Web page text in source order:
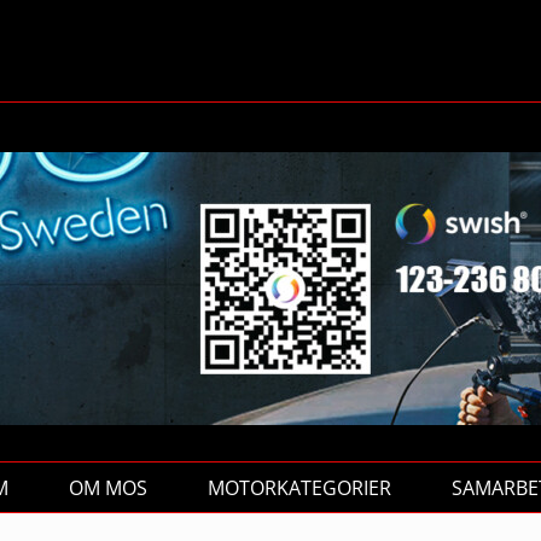
OM MOS MOTORKATEGORIER